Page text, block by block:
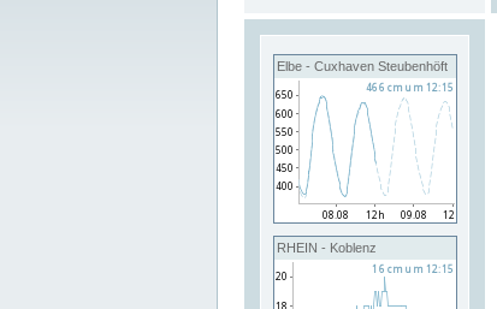
Elbe - Cuxhaven Steubenhöft
RHEIN - Koblenz